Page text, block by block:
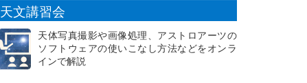
天文講習会
天体写真撮影や画像処理、アストロアーツの
ソフトウェアの使いこなし方法などをオンラ
インで解説